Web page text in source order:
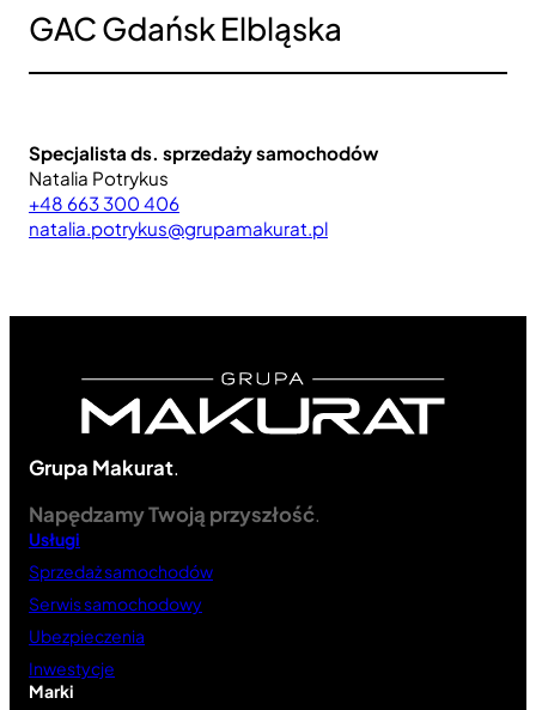
GAC Gdańsk Elbląska
Specjalista ds. sprzedaży samochodów
Natalia Potrykus
+48 663 300 406
natalia.potrykus@grupamakurat.pl
Grupa Makurat.
Napędzamy Twoją przyszłość.
Usługi
Sprzedaż samochodów
Serwis samochodowy
Ubezpieczenia
Inwestycje
Marki